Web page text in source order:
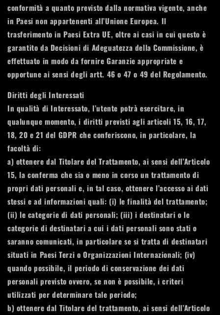
conformità a quanto previsto dalla normativa vigente, anche
in Paesi non appartenenti all’Unione Europea. Il
trasferimento in Paesi Extra UE, oltre ai casi in cui questo è
garantito da Decisioni di Adeguatezza della Commissione, è
effettuato in modo da fornire Garanzie appropriate e
opportune ai sensi degli artt. 46 o 47 o 49 del Regolamento.
Diritti degli Interessati
In qualità di Interessato, l’utente potrà esercitare, in
qualunque momento, i diritti previsti agli articoli 15, 16, 17,
18, 20 e 21 del GDPR che conferiscono, in particolare, la
facoltà di:
a) ottenere dal Titolare del Trattamento, ai sensi dell’Articolo
15, la conferma che sia o meno in corso un trattamento di
propri dati personali e, in tal caso, ottenere l’accesso ai dati
stessi e ad informazioni quali: (i) le finalità del trattamento;
(ii) le categorie di dati personali; (iii) i destinatari o le
categorie di destinatari a cui i dati personali sono stati o
saranno comunicati, in particolare se si tratta di destinatari
situati in Paesi Terzi o Organizzazioni Internazionali; (iv)
quando possibile, il periodo di conservazione dei dati
personali previsto ovvero, se non è possibile, i criteri
utilizzati per determinare tale periodo;
b) ottenere dal Titolare del trattamento, ai sensi dell’Articolo